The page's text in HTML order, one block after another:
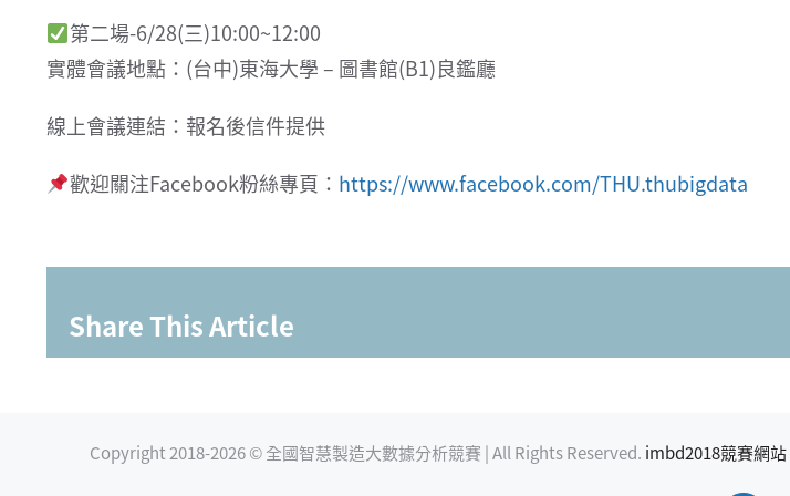
第二場-6/28(三)10:00~12:00
實體會議地點：(台中)東海大學 – 圖書館(B1)良鑑廳
線上會議連結：報名後信件提供
歡迎關注Facebook粉絲專頁： https://www.facebook.com/THU.thubigdata
Share This Article
Copyright 2018-2026 © 全國智慧製造大數據分析競賽 | All Rights Reserved. imbd2018競賽網站